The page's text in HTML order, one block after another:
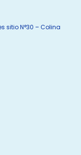
sitio N°30 – Colina